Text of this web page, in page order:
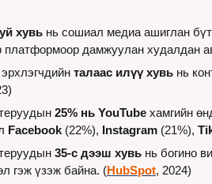
хувь нь сошиал медиа ашиглан
платформоор дамжуулан худалдан
талаас илүү хувь нь
25% нь YouTube хамгийн
Facebook (22%), Instagram (21%),
35-с дээш хувь нь богино
гэж үзэж байна. (HubSpot, 2024)